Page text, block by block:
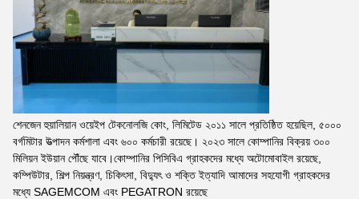
শেনজেন হুয়ালিয়ান ওয়েইপ টেকনোলজি কোং, লিমিটেড ২০১১ সালে প্রতিষ্ঠিত হয়েছিল, ৫০০০
বর্গমিটার উত্পাদন কর্মশালা এবং ৬০০ কর্মচারী রয়েছে। ২০২৩ সালে কোম্পানির বিক্রয় ৩০০
মিলিয়ন ইউয়ান পৌঁছে যাবে।কোম্পানির পিসিবিএ গ্রাহকদের মধ্যে অটোমোবাইল রয়েছে,
কম্পিউটার, শিল্প নিয়ন্ত্রণ, চিকিৎসা, বিদ্যুৎ ও শক্তি ইত্যাদি আমাদের সহযোগী গ্রাহকদের
মধ্যে SAGEMCOM এবং PEGATRON রয়েছে